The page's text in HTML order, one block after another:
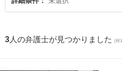
3 人の弁護士が見つかりました (検